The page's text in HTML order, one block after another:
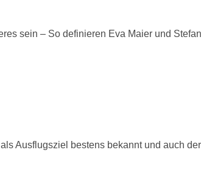
sein – So definieren Eva Maier und
Ausflugsziel bestens bekannt und auch